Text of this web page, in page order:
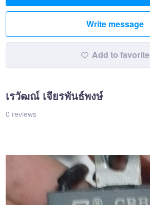
Write message
Add to favorite
เรวัฒณ์ เจียรพันธ์พงษ์
0 reviews